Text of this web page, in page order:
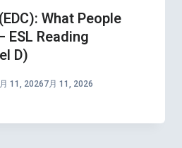
What People
ESL Reading
D)
11, 20267月 11, 2026